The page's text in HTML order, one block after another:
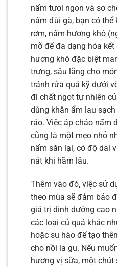
nấm tươi ngon và sơ
nấm đùi gà, bạn có thể
rơm, nấm hương khô
mỡ để đa dạng hóa
hương khô đặc biệt
trưng, sâu lắng cho
tránh rửa quá kỹ dưới
đi chất ngọt tự nhiên
dùng khăn ẩm lau
ráo. Việc áp chảo nấm
cũng là một mẹo nhỏ
nấm săn lại, có độ dai
nát khi hầm lâu.
Thêm vào đó, việc sử
theo mùa sẽ đảm bảo
giá trị dinh dưỡng cao
các loại củ quả khác
hoặc su hào để tạo
cho nồi la gu. Nếu
hương vị sữa, một